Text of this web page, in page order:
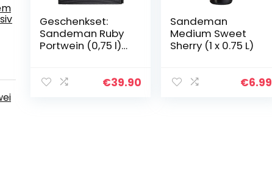
Geschenkset:
Sandeman Ruby
Portwein (0,75 l)
€39.90
Sandeman
Medium Sweet
Sherry (1 x 0.75 L)
€6.99